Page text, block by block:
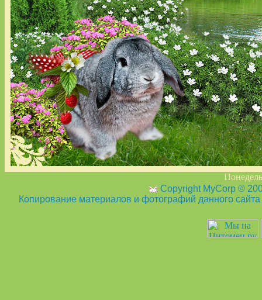
Copyright MyCorp ©
Копирование материалов и фотографий данного